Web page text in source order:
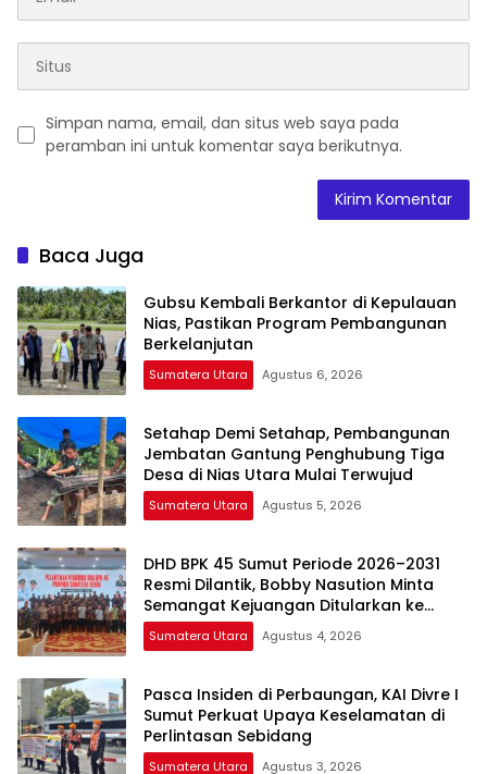
Simpan nama, email, dan situs web saya pada
peramban ini untuk komentar saya berikutnya.
Baca Juga
Gubsu Kembali Berkantor di Kepulauan
Nias, Pastikan Program Pembangunan
Berkelanjutan
Sumatera Utara Agustus 6, 2026
Setahap Demi Setahap, Pembangunan
Jembatan Gantung Penghubung Tiga
Desa di Nias Utara Mulai Terwujud
Sumatera Utara Agustus 5, 2026
DHD BPK 45 Sumut Periode 2026–2031
Resmi Dilantik, Bobby Nasution Minta
Semangat Kejuangan Ditularkan ke
Generasi Muda
Sumatera Utara Agustus 4, 2026
Pasca Insiden di Perbaungan, KAI Divre I
Sumut Perkuat Upaya Keselamatan di
Perlintasan Sebidang
Sumatera Utara Agustus 3, 2026